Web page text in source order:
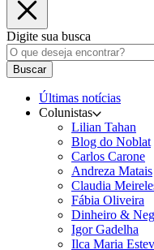
Digite sua busca
Buscar
Últimas notícias
Colunistas
Lilian Tahan
Blog do Noblat
Carlos Carone
Andreza Matais
Claudia
Fábia Oliveira
Dinheiro &
Igor Gadelha
Ilca Maria